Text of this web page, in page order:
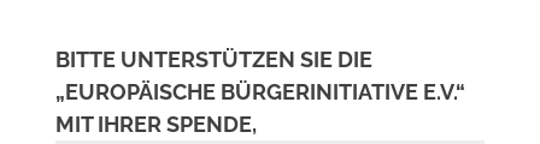
BITTE UNTERSTÜTZEN SIE DIE
„EUROPÄISCHE BÜRGERINITIATIVE E.V.“
MIT IHRER SPENDE,